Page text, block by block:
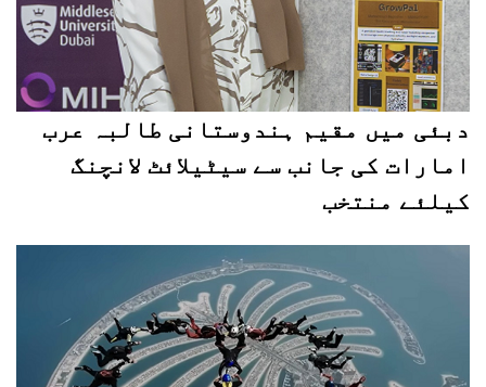
دبئی میں مقیم ہندوستانی طالبہ عرب
امارات کی جانب سے سیٹیلائٹ لانچنگ
کیلئے منتخب